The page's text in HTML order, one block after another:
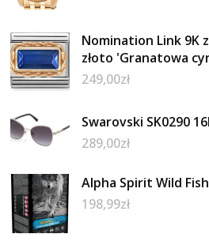
Nomination Link 9K
złoto 'Granatowa
249,00zł
Swarovski SK0290
289,00zł
Alpha Spirit Wild
198,99zł